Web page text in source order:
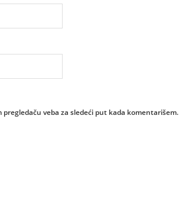
veba za sledeći put kada komentarišem.